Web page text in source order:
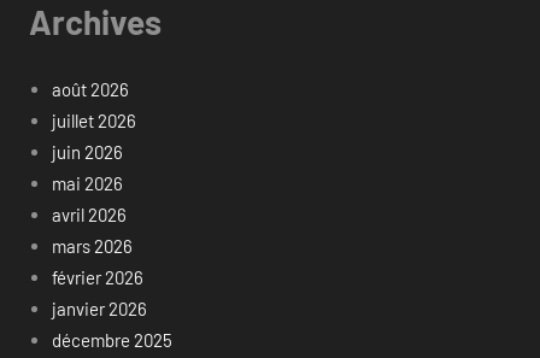
Archives
août 2026
juillet 2026
juin 2026
mai 2026
avril 2026
mars 2026
février 2026
janvier 2026
décembre 2025